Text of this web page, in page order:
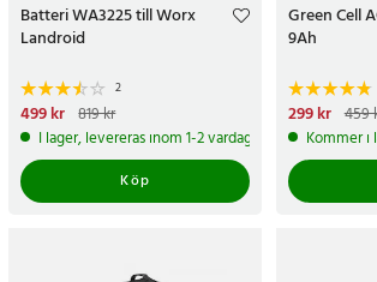
Batteri WA3225 till Worx
Landroid
2
Nuvarande pris
pris:819 kr
499 kr 819 kr
I lager, levereras inom 1-2 vardagar
Köp
Green Cell
9Ah
Nuvarande
pris:459 kr
299 kr 459
Kommer i